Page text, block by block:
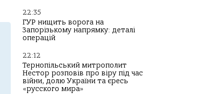
22:35
ГУР нищить ворога на
Запорізькому напрямку: деталі
операцій
22:12
Тернопільський митрополит
Нестор розповів про віру під час
війни, долю України та єресь
«русского мира»